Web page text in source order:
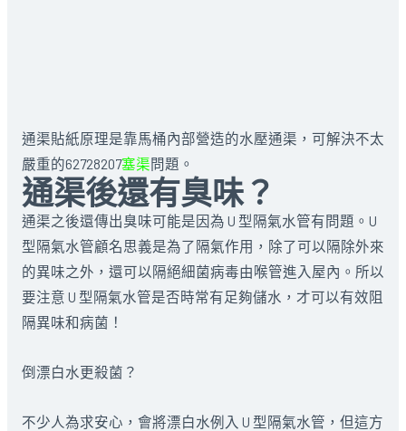
通渠貼紙原理是靠馬桶內部營造的水壓通渠，可解決不太
嚴重的62728207塞渠問題。
通渠後還有臭味？
通渠之後還傳出臭味可能是因為 U 型隔氣水管有問題。U
型隔氣水管顧名思義是為了隔氣作用，除了可以隔除外來
的異味之外，還可以隔絕細菌病毒由喉管進入屋內。所以
要注意 U 型隔氣水管是否時常有足夠儲水，才可以有效阻
隔異味和病菌！
倒漂白水更殺菌？
不少人為求安心，會將漂白水例入 U 型隔氣水管，但這方